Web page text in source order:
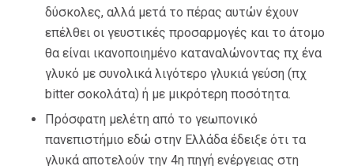
δύσκολες, αλλά μετά το πέρας αυτών έχουν
επέλθει οι γευστικές προσαρμογές και το άτομο
θα είναι ικανοποιημένο καταναλώνοντας πχ ένα
γλυκό με συνολικά λιγότερο γλυκιά γεύση (πχ
bitter σοκολάτα) ή με μικρότερη ποσότητα.
Πρόσφατη μελέτη από το γεωπονικό
πανεπιστήμιο εδώ στην Ελλάδα έδειξε ότι τα
γλυκά αποτελούν την 4η πηγή ενέργειας στη